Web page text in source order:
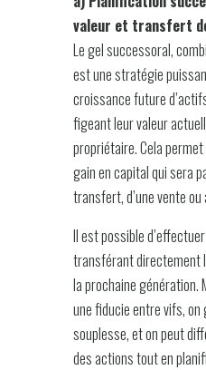
valeur et transfert
Le gel successoral,
est une stratégie
croissance future
figeant leur valeur
propriétaire. Cela
gain en capital qui sera
transfert, d’une vente ou
Il est possible
transférant directement
la prochaine génération.
une fiducie entre vifs, on
souplesse, et on peut
des actions tout en